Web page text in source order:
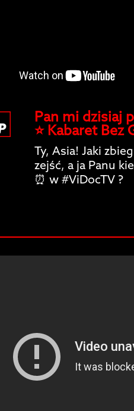
Pan mi dzisiaj
⭐️ Kabaret Bez
Ty, Asia! Jaki
zejść, a ja Panu
⏰ w #ViDocTV ?